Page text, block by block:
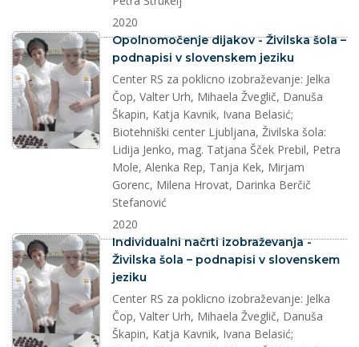
2020
splet
Opolnomočenje dijakov - Živilska šola –
podnapisi v slovenskem jeziku
Center RS za poklicno izobraževanje: Jelka
Čop, Valter Urh, Mihaela Žveglič, Danuša
Škapin, Katja Kavnik, Ivana Belasić;
Biotehniški center Ljubljana, Živilska šola:
Lidija Jenko, mag. Tatjana Šček Prebil, Petra
Mole, Alenka Rep, Tanja Kek, Mirjam
Gorenc, Milena Hrovat, Darinka Berčič
Stefanović
2020
splet
Individualni načrti izobraževanja -
Živilska šola – podnapisi v slovenskem
jeziku
Center RS za poklicno izobraževanje: Jelka
Čop, Valter Urh, Mihaela Žveglič, Danuša
Škapin, Katja Kavnik, Ivana Belasić;